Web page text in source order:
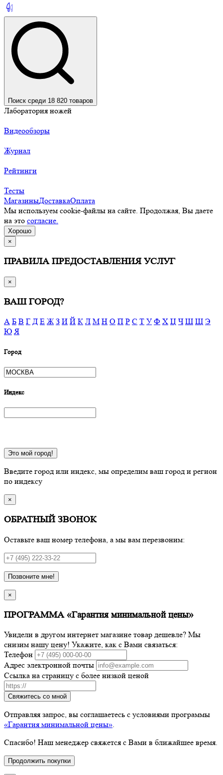
Поиск среди 18 820 товаров
Лаборатория ножей
Видеообзоры
Журнал
Рейтинги
Тесты
МагазиныДоставкаОплата
Мы используем cookie-файлы на сайте. Продолжая, Вы даете
на это согласие.
Хорошо
×
ПРАВИЛА ПРЕДОСТАВЛЕНИЯ УСЛУГ
×
ВАШ ГОРОД?
А Б В Г Д Е Ж З И Й К Л М Н О П Р С Т У Ф Х Ц Ч Ш Щ Э
Ю Я
Город
Индекс
Это мой город!
Введите город или индекс, мы определим ваш город и регион
по индексу
×
ОБРАТНЫЙ ЗВОНОК
Оставьте ваш номер телефона, а мы вам перезвоним:
Позвоните мне!
×
ПРОГРАММА «Гарантия минимальной цены»
Увидели в другом интернет магазине товар дешевле? Мы
снизим нашу цену! Укажите, как с Вами связаться:
Телефон
Адрес электронной почты
Ссылка на страницу с более низкой ценой
Свяжитесь со мной
Отправляя запрос, вы соглашаетесь с условиями программы
«Гарантия минимальной цены».
Спасибо! Наш менеджер свяжется с Вами в ближайшее время.
Продолжить покупки